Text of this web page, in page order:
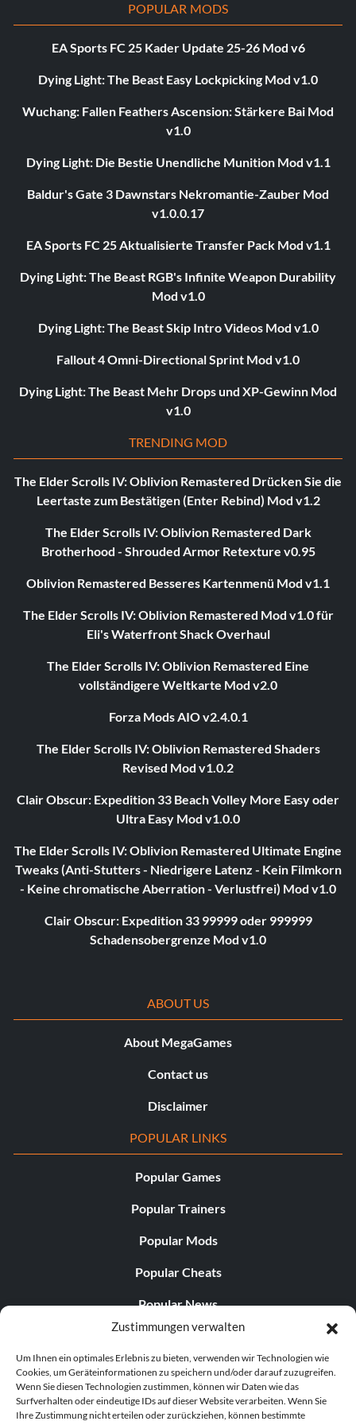
Zustimmungen verwalten
Um Ihnen ein optimales Erlebnis zu bieten, verwenden wir Technologien wie
Cookies, um Geräteinformationen zu speichern und/oder darauf zuzugreifen.
Wenn Sie diesen Technologien zustimmen, können wir Daten wie das
Surfverhalten oder eindeutige IDs auf dieser Website verarbeiten. Wenn Sie
Ihre Zustimmung nicht erteilen oder zurückziehen, können bestimmte
POPULAR MODS
EA Sports FC 25 Kader Update 25-26 Mod v6
Dying Light: The Beast Easy Lockpicking Mod v1.0
Wuchang: Fallen Feathers Ascension: Stärkere Bai Mod
v1.0
Dying Light: Die Bestie Unendliche Munition Mod v1.1
Baldur's Gate 3 Dawnstars Nekromantie-Zauber Mod
v1.0.0.17
EA Sports FC 25 Aktualisierte Transfer Pack Mod v1.1
Dying Light: The Beast RGB's Infinite Weapon Durability
Mod v1.0
Dying Light: The Beast Skip Intro Videos Mod v1.0
Fallout 4 Omni-Directional Sprint Mod v1.0
Dying Light: The Beast Mehr Drops und XP-Gewinn Mod
v1.0
TRENDING MOD
The Elder Scrolls IV: Oblivion Remastered Drücken Sie die
Leertaste zum Bestätigen (Enter Rebind) Mod v1.2
The Elder Scrolls IV: Oblivion Remastered Dark
Brotherhood - Shrouded Armor Retexture v0.95
Oblivion Remastered Besseres Kartenmenü Mod v1.1
The Elder Scrolls IV: Oblivion Remastered Mod v1.0 für
Eli's Waterfront Shack Overhaul
The Elder Scrolls IV: Oblivion Remastered Eine
vollständigere Weltkarte Mod v2.0
Forza Mods AIO v2.4.0.1
The Elder Scrolls IV: Oblivion Remastered Shaders
Revised Mod v1.0.2
Clair Obscur: Expedition 33 Beach Volley More Easy oder
Ultra Easy Mod v1.0.0
The Elder Scrolls IV: Oblivion Remastered Ultimate Engine
Tweaks (Anti-Stutters - Niedrigere Latenz - Kein Filmkorn
- Keine chromatische Aberration - Verlustfrei) Mod v1.0
Clair Obscur: Expedition 33 99999 oder 999999
Schadensobergrenze Mod v1.0
ABOUT US
About MegaGames
Contact us
Disclaimer
POPULAR LINKS
Popular Games
Popular Trainers
Popular Mods
Popular Cheats
Popular News
Popular Editorials
Popular Free Games
LATEST UPDATES